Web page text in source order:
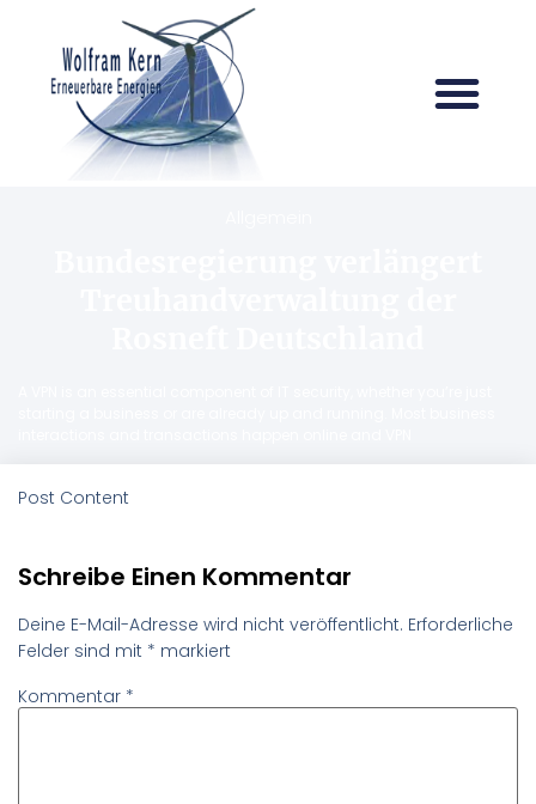
Post Content
Schreibe Einen Kommentar
Deine E-Mail-Adresse wird nicht veröffentlicht. Erforderliche
Felder sind mit * markiert
Kommentar *